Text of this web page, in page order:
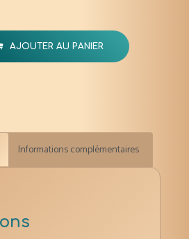
AJOUTER AU PANIER
Informations complémentaires